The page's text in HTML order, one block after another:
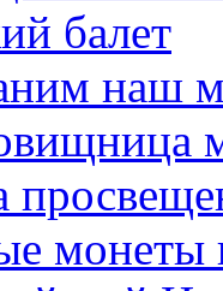
балет
наш
монеты